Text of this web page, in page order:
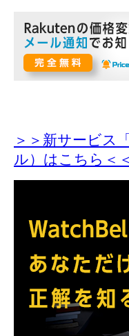
＞＞新サービス
ル）はこちら＜＜